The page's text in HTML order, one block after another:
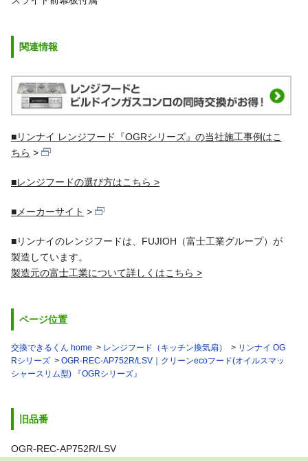
関連情報
■リンナイ レンジフード『OGRシリーズ』の当社施工事例はこ
ちら
■レンジフードの選び方はこちら >
■メーカーサイト
■リンナイのレンジフードは、FUJIOH（富士工業グループ）が
製造しています。
製造元の富士工業について詳しくはこちら >
ページ位置
交換できるくん home レンジフード（キッチン換気扇）
リンナイ OG
Rシリーズ
OGR-REC-AP752R/LSV｜クリーンecoフード(オイルスマッ
シャースリム型) 『OGRシリーズ』
旧品番
OGR-REC-AP752R/LSV